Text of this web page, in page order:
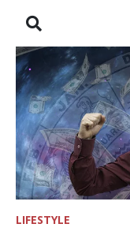
NASLOVNA
VESTI
ZADRUGA
SHOWBIZ
HRONIKA
LIFESTYLE